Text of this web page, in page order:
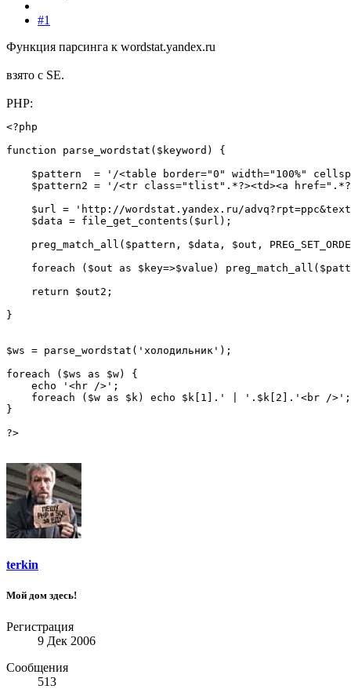
#1
Функция парсинга к wordstat.yandex.ru
взято с SE.
PHP:
<?php
function parse_wordstat($keyword) {
$pattern  = '/<table border="0" width="100%"
$pattern2 = '/<tr class="tlist".*?><td><a
$url = 'http://wordstat.yandex.ru/
    $data = file_get_contents($url);
preg_match_all($pattern, $data, $out,
foreach ($out as $key=>$value)
    return $out2;
}
$ws = parse_wordstat('холодильник');
foreach ($ws as $w) {
    echo '<hr />';
foreach ($w as $k) echo $k[1].' | '.$k[2].'<br /
}
?>
terkin
Мой дом здесь!
Регистрация
9 Дек 2006
Сообщения
513